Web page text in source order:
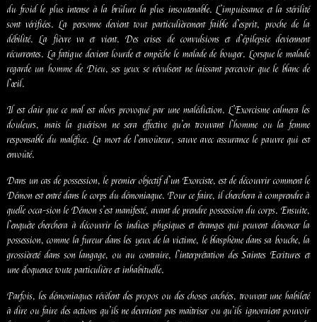
du froid le plus intense à la brûlure la plus insoutenable. L’impuissance et la stérilité
sont vérifiées. La personne devient tout particulièrement faible d’esprit, proche de la
débilité. La fièvre va et vient. Des crises de convulsions et d’épilepsie deviennent
récurrentes. La fatigue devient lourde et empêche le malade de bouger. Lorsque le malade
regarde un homme de Dieu, ses yeux se révulsent ne laissant percevoir que le blanc de
l’œil.
Il est clair que ce mal est alors provoqué par une malédiction. L’Exorcisme calmera les
douleurs, mais la guérison ne sera effective qu’en trouvant l’homme ou la femme
responsable du maléfice. La mort de l’envoûteur, sauve avec assurance le pauvre qui est
envoûté.
Dans un cas de possession, le premier objectif d’un Exorciste, est de découvrir comment le
Démon est entré dans le corps du démoniaque. Pour ce faire, il cherchera à comprendre à
quelle occa-sion le Démon s’est manifesté, avant de prendre possession du corps. Ensuite,
l’enquête cherchera à découvrir les indices physiques et étranges qui peuvent dénoncer la
possession, comme la fureur dans les yeux de la victime, le blasphème dans sa bouche, la
grossièreté dans son langage, ou au contraire, l’interprétation des Saintes Ecritures et
une éloquence toute particulière et inhabituelle.
Parfois, les démoniaques révèlent des propos ou des choses cachées, trouvent une habileté
à dire ou faire des actions qu’ils ne devraient pas maîtriser ou qu’ils ignoraient pouvoir